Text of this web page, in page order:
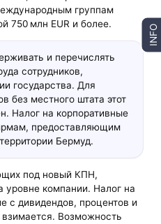
группам
750 млн EUR и более.
и перечислять
сотрудников,
государства. Для
без местного штата этот
Налог на корпоративные
предоставляющим
Бермуд.
под новый КПН,
уровне компании. Налог на
с дивидендов, процентов и
взимается. Возможность
INFO